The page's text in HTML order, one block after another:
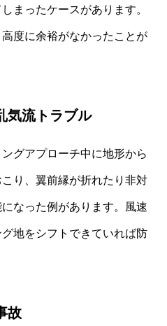
まったケースがあります。
度に余裕がなかったことが
気流トラブル
グアプローチ中に地形から
り、翼前縁が折れたり非対
なった例があります。風速
地をシフトできていれば防
故